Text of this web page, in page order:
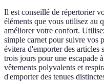
Il est conseillé de répertorier
éléments que vous utilisez au
améliorer votre confort.
simple carnet pour suivre vos
évitera d'emporter des articles
trois jours pour une escapade
vêtements polyvalents et
d'emporter des tenues